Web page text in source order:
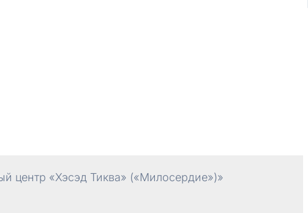
центр «Хэсэд Тиква» («Милосердие»)»